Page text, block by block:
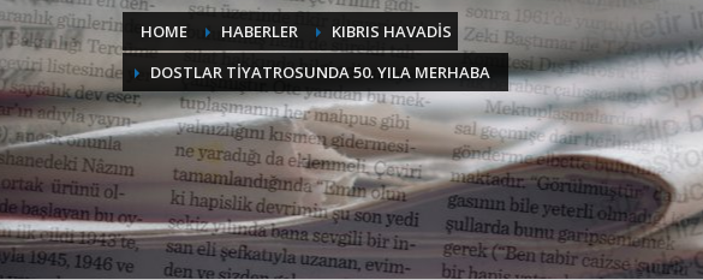
HOME HABERLER
KIBRIS HAVADİS
DOSTLAR TİYATROSUNDA 50. YILA MERHABA